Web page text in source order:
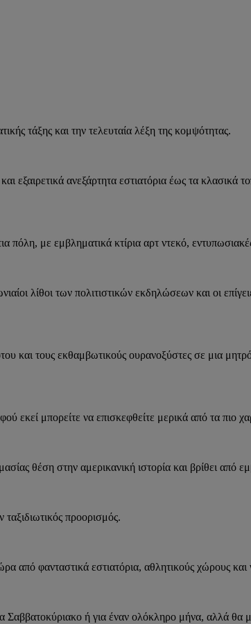
τάξης και την τελευταία λέξη της κομψότητας.
εξαιρετικά ανεξάρτητα εστιατόρια έως τα κλασικά
με εμβληματικά κτίρια αρτ ντεκό,
λίθοι των πολιτιστικών εκδηλώσεων και οι
και τους εκθαμβωτικούς ουρανοξύστες σε μια
εκεί μπορείτε να επισκεφθείτε μερικά από τα
θέση στην αμερικανική ιστορία και βρίθει από
προορισμός.
από φανταστικά εστιατόρια, αθλητικούς χώρους
Σαββατοκύριακο ή για έναν ολόκληρο μήνα, αλλά θα